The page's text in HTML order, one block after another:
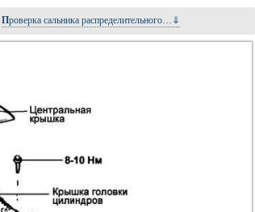
Проверка сальника распределительного…⇓